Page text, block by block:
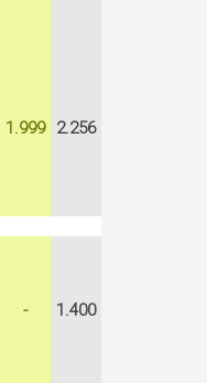
1.999 2.256
- 1.400